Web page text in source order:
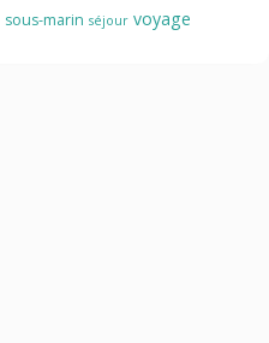
sous-marin séjour voyage